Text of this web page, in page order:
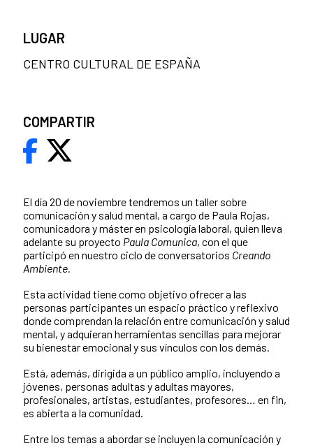
El día 20 de noviembre tendremos un taller sobre
comunicación y salud mental, a cargo de Paula Rojas,
comunicadora y máster en psicología laboral, quien lleva
adelante su proyecto Paula Comunica, con el que
participó en nuestro ciclo de conversatorios Creando
Ambiente.
Esta actividad tiene como objetivo ofrecer a las
personas participantes un espacio práctico y reflexivo
donde comprendan la relación entre comunicación y salud
mental, y adquieran herramientas sencillas para mejorar
su bienestar emocional y sus vínculos con los demás.
Está, además, dirigida a un público amplio, incluyendo a
jóvenes, personas adultas y adultas mayores,
profesionales, artistas, estudiantes, profesores… en fin,
es abierta a la comunidad.
Entre los temas a abordar se incluyen la comunicación y
LUGAR
CENTRO CULTURAL DE ESPAÑA
COMPARTIR